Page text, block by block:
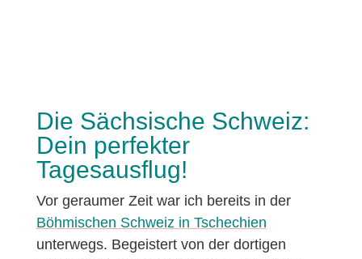
Die Sächsische Schweiz:
Dein perfekter
Tagesausflug!
Vor geraumer Zeit war ich bereits in der
Böhmischen Schweiz in Tschechien
unterwegs. Begeistert von der dortigen